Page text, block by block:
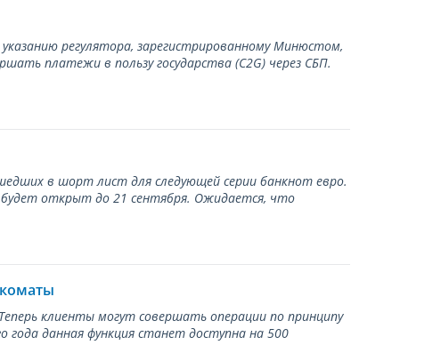
регулятора, зарегистрированному Минюстом,
платежи в пользу государства (С2G) через СБП.
в шорт лист для следующей серии банкнот евро.
открыт до 21 сентября. Ожидается, что
клиенты могут совершать операции по принципу
года данная функция станет доступна на 500